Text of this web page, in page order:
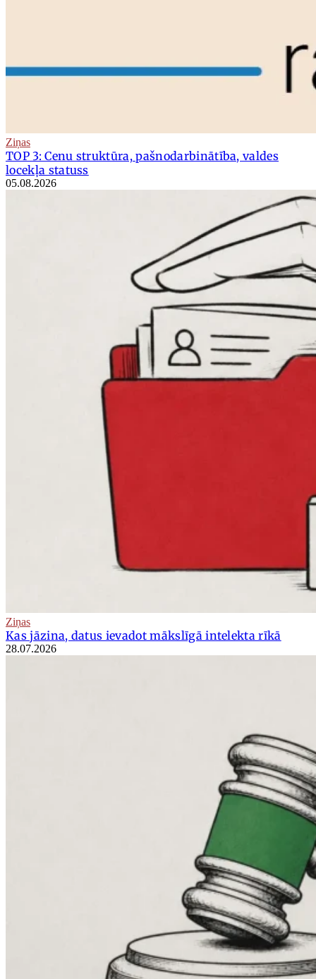
Ziņas
TOP 3: Cenu struktūra, pašnodarbinātība, valdes
locekļa statuss
05.08.2026
Ziņas
Kas jāzina, datus ievadot mākslīgā intelekta rīkā
28.07.2026